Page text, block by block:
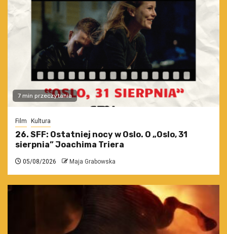
7 min przeczytania
Film Kultura
26. SFF: Ostatniej nocy w Oslo. O „Oslo, 31
sierpnia” Joachima Triera
05/08/2026 Maja Grabowska